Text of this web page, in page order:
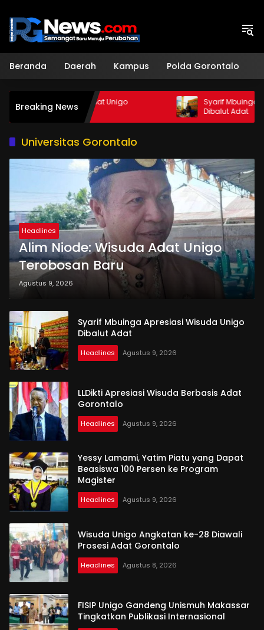
konten
Beranda Daerah Kampus Polda Gorontalo
Breaking News
Adat Unigo
Syarif Mbuinga Apresiasi
Dibalut Adat
Universitas Gorontalo
Headlines
Alim Niode: Wisuda Adat Unigo
Terobosan Baru
Agustus 9, 2026
Syarif Mbuinga Apresiasi Wisuda Unigo
Dibalut Adat
Headlines Agustus 9, 2026
LLDikti Apresiasi Wisuda Berbasis Adat
Gorontalo
Headlines Agustus 9, 2026
Yessy Lamami, Yatim Piatu yang Dapat
Beasiswa 100 Persen ke Program
Magister
Headlines Agustus 9, 2026
Wisuda Unigo Angkatan ke-28 Diawali
Prosesi Adat Gorontalo
Headlines Agustus 8, 2026
FISIP Unigo Gandeng Unismuh Makassar
Tingkatkan Publikasi Internasional